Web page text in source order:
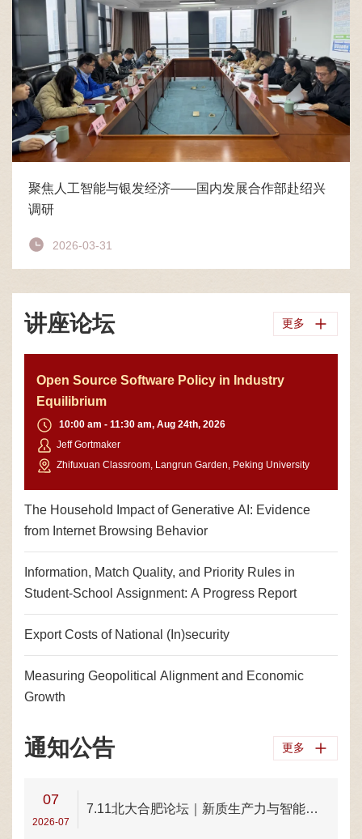
聚焦人工智能与银发经济——国内发展合作部赴绍兴
调研
2026-03-31
讲座论坛 更多
Open Source Software Policy in Industry
Equilibrium
10:00 am - 11:30 am, Aug 24th, 2026
Jeff Gortmaker
Zhifuxuan Classroom, Langrun Garden, Peking University
The Household Impact of Generative AI: Evidence
from Internet Browsing Behavior
Information, Match Quality, and Priority Rules in
Student-School Assignment: A Progress Report
Export Costs of National (In)security
Measuring Geopolitical Alignment and Economic
Growth
通知公告 更多
07
2026-07
7.11北大合肥论坛｜新质生产力与智能经济